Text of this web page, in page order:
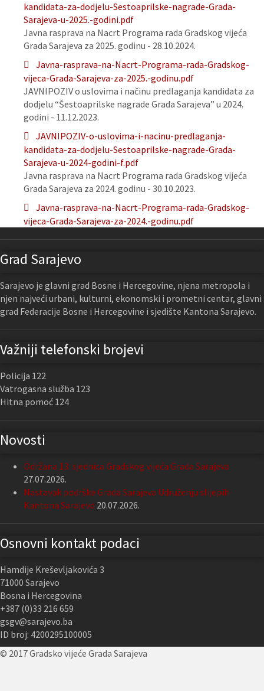
kandidata-za-dodjelu-Sestoaprilske-nagrade-Grada-
Sarajeva-u-2025.-godini.pdf
Javna rasprava na Nacrt Programa rada Gradskog vijeća
Grada Sarajeva za 2025. godinu - 28.10.2024.
Javna-rasprava-na-Nacrt-Programa-rada-Gradskog-
vijeca-Grada-Sarajeva-za-2025.-godinu.pdf
JAVNIPOZIV o uslovima i načinu predlaganja kandidata za
dodjelu “Šestoaprilske nagrade Grada Sarajeva” u 2024.
godini - 11.12.2023.
JAVNIPOZIV-o-uslovima-i-nacinu-predlaganja-
kandidata-za-dodjelu-Sestoaprilske-nagrade-Grada-
Sarajeva-u-2024-godini-f.pdf
Javna rasprava na Nacrt Programa rada Gradskog vijeća
Grada Sarajeva za 2024. godinu - 30.10.2023.
Javna-rasprava-na-Nacrt-Programa-rada-Gradskog-
vijeca-Grada-Sarajeva-za-2024.-godinu.pdf
Grad Sarajevo
Sarajevo je glavni grad Bosne i Hercegovine, njena metropola i
njen najveći urbani, kulturni, ekonomski i prometni centar, glavni
grad Federacije Bosne i Hercegovine i sjedište Kantona Sarajevo.
Važniji telefonski brojevi
Policija 122
Vatrogasna služba 123
Hitna pomoć 124
Novosti
Održana 13. sjednica Gradskog vijeća Grada Sarajeva
27.07.2026.
Nastavak podrške Grada Sarajeva Udruženju slijepih
Kantona Sarajevo 20.07.2026.
Osnovni kontakt podaci
Hamdije Kreševljakovića 3
71000 Sarajevo
Bosna i Hercegovina
+387 (0)33 216 659
gsgv@sarajevo.ba
ID broj: 4200295100005
© 2017 Gradsko vijeće Grada Sarajeva